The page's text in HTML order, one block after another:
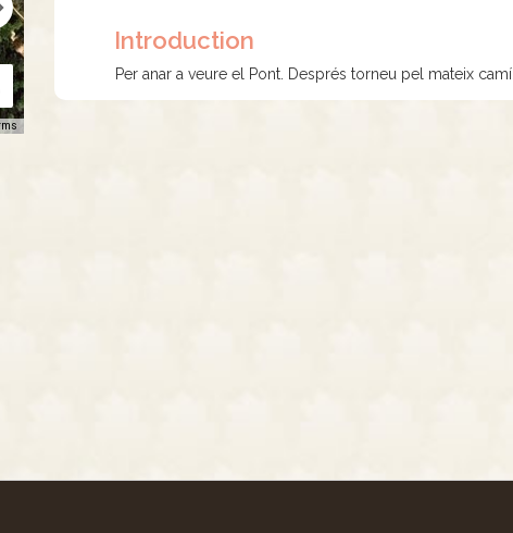
Introduction
Per anar a veure el Pont. Després torneu pel mateix camí.